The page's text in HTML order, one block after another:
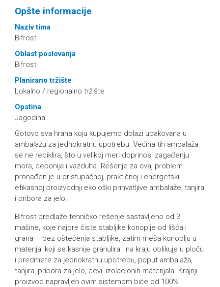
Opšte informacije
Naziv tima
Bifrost
Oblast poslovanja
Bifrost
Planirano tržište
Lokalno / regionalno tržište
Opstina
Jagodina
Gotovo sva hrana koju kupujemo dolazi upakovana u
ambalažu za jednokratnu upotrebu. Većina tih ambalaža
se ne reciklira, što u velikoj meri doprinosi zagađenju
mora, deponija i vazduha. Rešenje za ovaj problem
pronađen je u pristupačnoj, praktičnoj i energetski
efikasnoj proizvodnji ekološki prihvatljive ambalaže, tanjira
i pribora za jelo.
Bifrost predlaže tehničko rešenje sastavljeno od 3
mašine, koje najpre čiste stabljike konoplje od lišća i
grana – bez oštećenja stabljike, zatim meša konoplju u
materijal koji se kasnije granulira i na kraju oblikuje u ploču
i predmete za jednokratnu upotrebu, poput ambalaža,
tanjira, pribora za jelo, cevi, izolacionih materijala. Krajnji
proizvod napravljen ovim sistemom biće od 100%